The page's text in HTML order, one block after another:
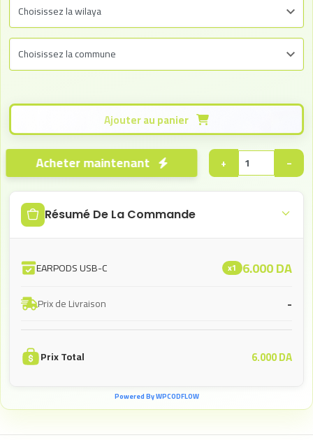
−
+
Résumé De La Commande
EARPODS USB-C x1 6.000DA
Prix de Livraison -
Prix Total 6.000DA
Powered By WPCODFLOW